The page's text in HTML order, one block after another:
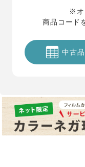
※オ
商品コード
中古